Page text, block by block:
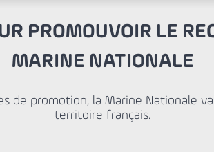
PROMOUVOIR LE
MARINE NATIONALE
de promotion, la Marine Nationale
territoire français.